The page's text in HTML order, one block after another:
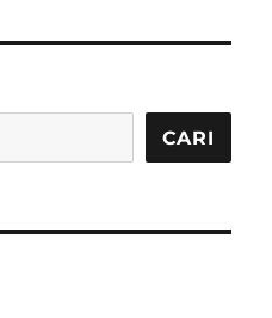
CARI